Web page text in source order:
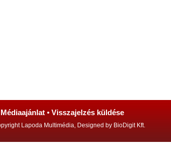
Médiaajánlat • Visszajelzés küldése
Lapoda Multimédia, Designed by BioDigit Kft.